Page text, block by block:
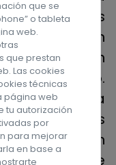
sobre los
con
España en
gran calado.
la
a muchas
fueron
de
que se
o tableta
web.
que prestan
Las cookies
técnicas
página web
tu autorización
por
para mejorar
en base a